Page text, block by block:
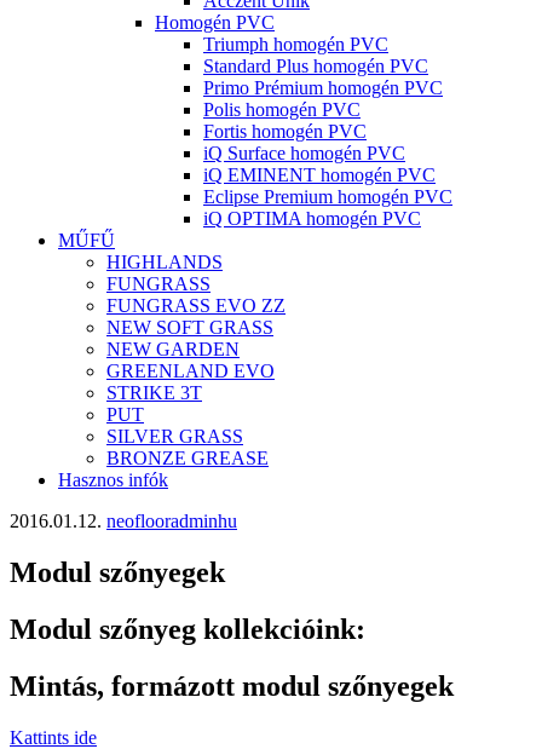
Homogén PVC
Triumph homogén PVC
Standard Plus homogén PVC
Primo Prémium homogén PVC
Polis homogén PVC
Fortis homogén PVC
iQ Surface homogén PVC
iQ EMINENT homogén PVC
Eclipse Premium homogén PVC
iQ OPTIMA homogén PVC
MŰFŰ
HIGHLANDS
FUNGRASS
FUNGRASS EVO ZZ
NEW SOFT GRASS
NEW GARDEN
GREENLAND EVO
STRIKE 3T
PUT
SILVER GRASS
BRONZE GREASE
Hasznos infók
2016.01.12. neoflooradminhu
Modul szőnyegek
Modul szőnyeg kollekcióink:
Mintás, formázott modul szőnyegek
Kattints ide